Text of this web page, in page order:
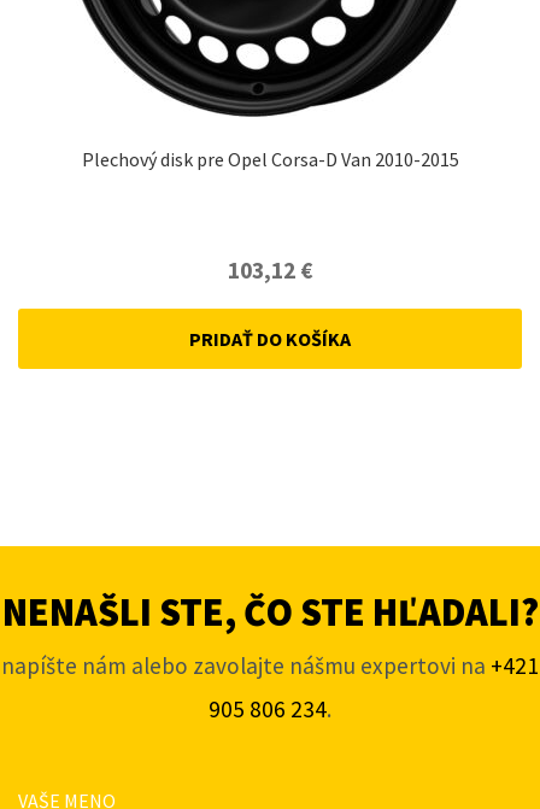
Plechový disk pre Opel Corsa-D Van 2010-2015
103,12 €
PRIDAŤ DO KOŠÍKA
NENAŠLI STE, ČO STE HĽADALI?
napíšte nám alebo zavolajte nášmu expertovi na +421
905 806 234.
VAŠE MENO